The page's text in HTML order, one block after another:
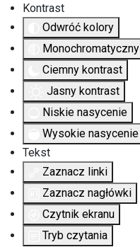
Kontrast
Odwróć kolory
Monochromatyczny
Ciemny kontrast
Jasny kontrast
Niskie nasycenie
Wysokie nasycenie
Tekst
Zaznacz linki
Zaznacz nagłówki
Czytnik ekranu
Tryb czytania